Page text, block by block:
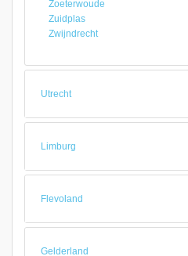
Zoeterwoude
Zuidplas
Zwijndrecht
Utrecht
Limburg
Flevoland
Gelderland